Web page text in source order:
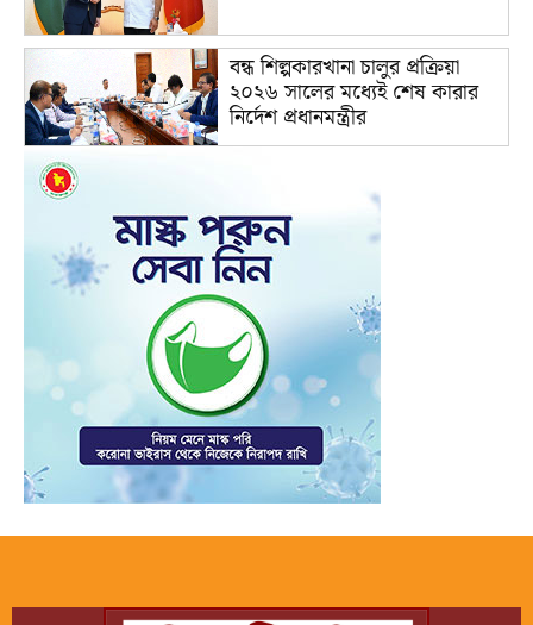
বন্ধ শিল্পকারখানা চালুর প্রক্রিয়া
২০২৬ সালের মধ্যেই শেষ কারার
নির্দেশ প্রধানমন্ত্রীর